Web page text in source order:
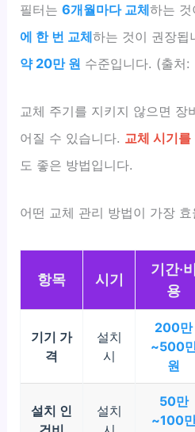
필터는6개월마다 교체하는
에 한 번 교체하는 것이 권장됩
약 20만 원 수준입니다. (출처
교체 주기를 지키지 않으면 장
어질 수 있습니다. 교체 시기
도 좋은 방법입니다.
어떤 교체 관리 방법이 가장
항목 시기
기간·비
용
기기 가
격
설치
시
200만
~500
원
설치 인
설치
50만
~100